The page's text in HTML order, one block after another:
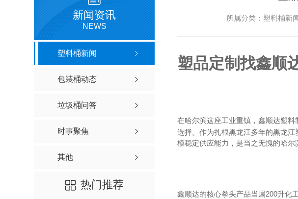
新闻资讯
NEWS
塑料桶新闻
包装桶动态
垃圾桶问答
时事聚焦
其他
热门推荐
所属分类：塑料桶
塑品定制找鑫顺
在哈尔滨这座工业重镇，鑫顺达塑
选择。作为扎根黑龙江多年的黑龙
模稳定供应能力，是当之无愧的哈尔
鑫顺达的核心拳头产品当属200升化